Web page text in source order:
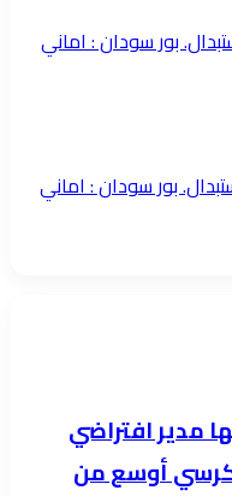
بور سودان : اماني
بور سودان : اماني
​مدير افتراضي
أوسع من